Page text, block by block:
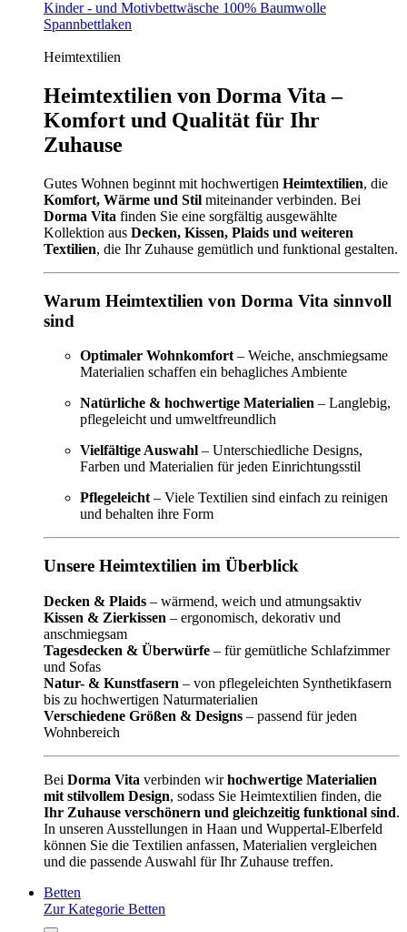
Kinder - und Motivbettwäsche 100% Baumwolle
Spannbettlaken
Heimtextilien
Heimtextilien von Dorma Vita –
Komfort und Qualität für Ihr
Zuhause
Gutes Wohnen beginnt mit hochwertigen Heimtextilien, die
Komfort, Wärme und Stil miteinander verbinden. Bei
Dorma Vita finden Sie eine sorgfältig ausgewählte
Kollektion aus Decken, Kissen, Plaids und weiteren
Textilien, die Ihr Zuhause gemütlich und funktional gestalten.
Warum Heimtextilien von Dorma Vita sinnvoll
sind
Optimaler Wohnkomfort – Weiche, anschmiegsame
Materialien schaffen ein behagliches Ambiente
Natürliche & hochwertige Materialien – Langlebig,
pflegeleicht und umweltfreundlich
Vielfältige Auswahl – Unterschiedliche Designs,
Farben und Materialien für jeden Einrichtungsstil
Pflegeleicht – Viele Textilien sind einfach zu reinigen
und behalten ihre Form
Unsere Heimtextilien im Überblick
Decken & Plaids – wärmend, weich und atmungsaktiv
Kissen & Zierkissen – ergonomisch, dekorativ und
anschmiegsam
Tagesdecken & Überwürfe – für gemütliche Schlafzimmer
und Sofas
Natur- & Kunstfasern – von pflegeleichten Synthetikfasern
bis zu hochwertigen Naturmaterialien
Verschiedene Größen & Designs – passend für jeden
Wohnbereich
Bei Dorma Vita verbinden wirhochwertige Materialien
mit stilvollem Design, sodass Sie Heimtextilien finden, die
Ihr Zuhause verschönern und gleichzeitig funktional sind.
In unseren Ausstellungen in Haan und Wuppertal-Elberfeld
können Sie die Textilien anfassen, Materialien vergleichen
und die passende Auswahl für Ihr Zuhause treffen.
Betten
Zur Kategorie Betten